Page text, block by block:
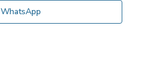
WhatsApp